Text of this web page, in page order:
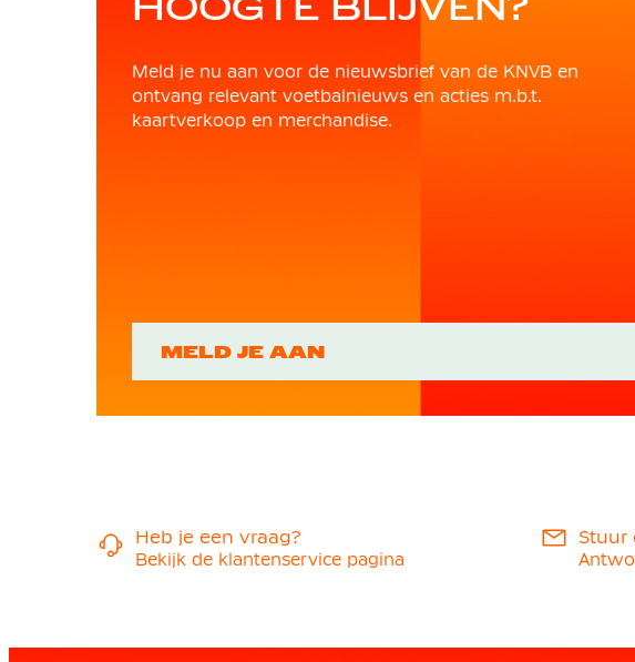
Meld je nu aan voor de nieuwsbrief van de KNVB en
ontvang relevant voetbalnieuws en acties m.b.t.
kaartverkoop en merchandise.
MELD JE AAN
Heb je een vraag?
Bekijk de klantenservice pagina
Stuur